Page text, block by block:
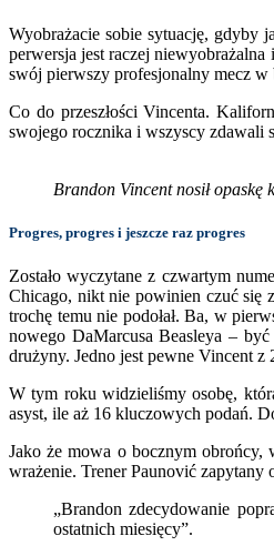
Wyobrażacie sobie sytuację, gdyby
perwersja jest raczej
swój pierwszy profesjonalny mecz
Co do przeszłości Vincenta.
swojego rocznika i wszyscy zdawali
Brandon Vincent nosił
Progres, progres i jeszcze raz progres
Zostało wyczytane z czwartym
Chicago, nikt nie powinien czuć się
trochę temu nie podołał. Ba, w
nowego DaMarcusa Beasleya –
drużyny. Jedno jest pewne Vincent z
W tym roku widzieliśmy osobę,
asyst, ile aż 16 kluczowych podań.
Jako że mowa o bocznym obrońcy,
wrażenie. Trener Paunović zapytany
„Brandon zdecydowanie
ostatnich miesięcy”.